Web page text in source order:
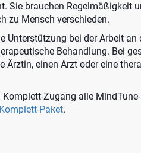
Sie brauchen Regelmäßigkeit
zu Mensch verschieden.
Unterstützung bei der Arbeit an
Behandlung. Bei
Ärztin, einen Arzt oder eine
Zugang alle
Paket.